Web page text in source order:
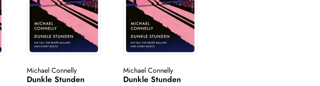
Michael Connelly
Dunkle Stunden
Michael Connelly
Dunkle Stunden